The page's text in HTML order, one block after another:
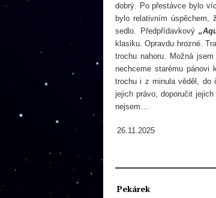
dobrý. Po přestávce bylo
bylo relativním
sedlo. Předpřídavkový
klasiku. Opravdu hrozné.
trochu nahoru. Možná
nechceme starému pánovi
trochu i z minula věděl, do
jejich právo, doporučit
nejsem…
26.11.2025
Pekárek